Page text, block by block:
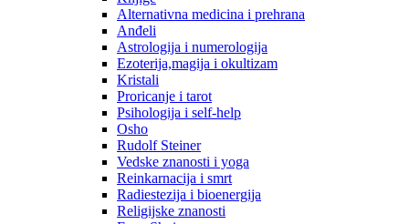
Alternativna medicina i prehrana
Anđeli
Astrologija i numerologija
Ezoterija,magija i okultizam
Kristali
Proricanje i tarot
Psihologija i self-help
Osho
Rudolf Steiner
Vedske znanosti i yoga
Reinkarnacija i smrt
Radiestezija i bioenergija
Religijske znanosti